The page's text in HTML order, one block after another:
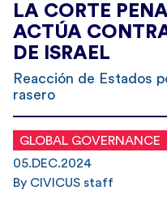
LA CORTE
ACTÚA
DE ISRAEL
Reacción de Estados
rasero
GLOBAL GOVERNANCE
05.DEC.2024
By CIVICUS staff